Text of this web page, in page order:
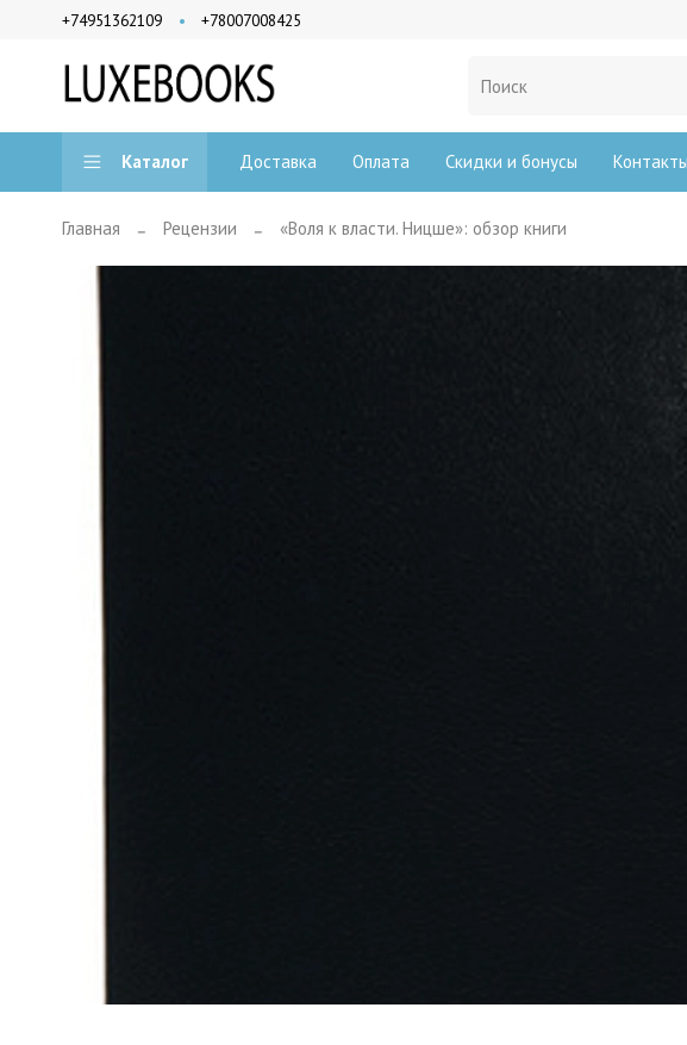
+74951362109 +78007008425
Каталог Доставка Оплата Скидки и бонусы Контакты
Главная Рецензии «Воля к власти. Ницше»: обзор книги